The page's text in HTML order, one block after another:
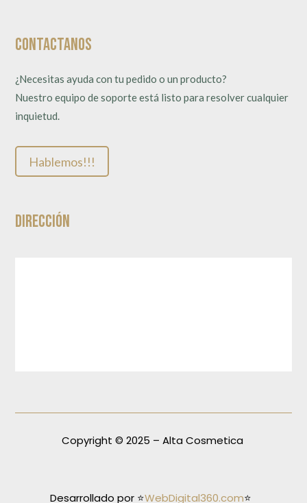
Contactanos
¿Necesitas ayuda con tu pedido o un producto?
Nuestro equipo de soporte está listo para resolver cualquier
inquietud.
Hablemos!!!
Dirección
Copyright © 2025 – Alta Cosmetica
Desarrollado por ⭐WebDigital360.com⭐